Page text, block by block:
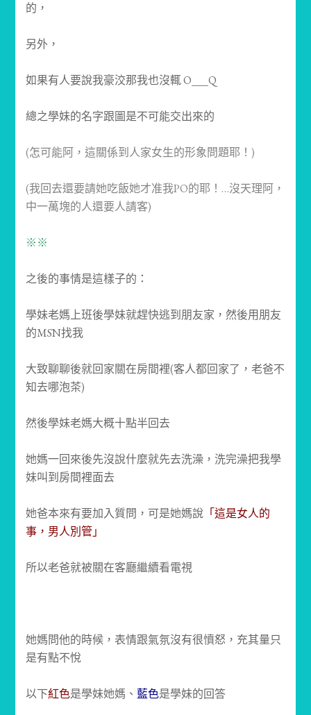
的，
另外，
如果有人要說我豪洨那我也沒輒 O___Q
總之學妹的名字跟圖是不可能交出來的
(怎可能阿，這關係到人家女生的形象問題耶！)
(我回去還要請她吃飯她才准我PO的耶！…沒天理阿，
中一萬塊的人還要人請客)
※※
之後的事情是這樣子的：
學妹老媽上班後學妹就趕快逃到朋友家，然後用朋友
的MSN找我
大致聊聊後就回家關在房間裡(客人都回家了，老爸不
知去哪泡茶)
然後學妹老媽大概十點半回去
她媽一回來後先沒說什麼就先去洗澡，洗完澡把我學
妹叫到房間裡面去
她爸本來有要加入質問，可是她媽說 「這是女人的
事，男人別管」
所以老爸就被關在客廳繼續看電視
她媽問他的時候，表情跟氣氛沒有很憤怒，充其量只
是有點不悅
以下紅色是學妹她媽、藍色是學妹的回答